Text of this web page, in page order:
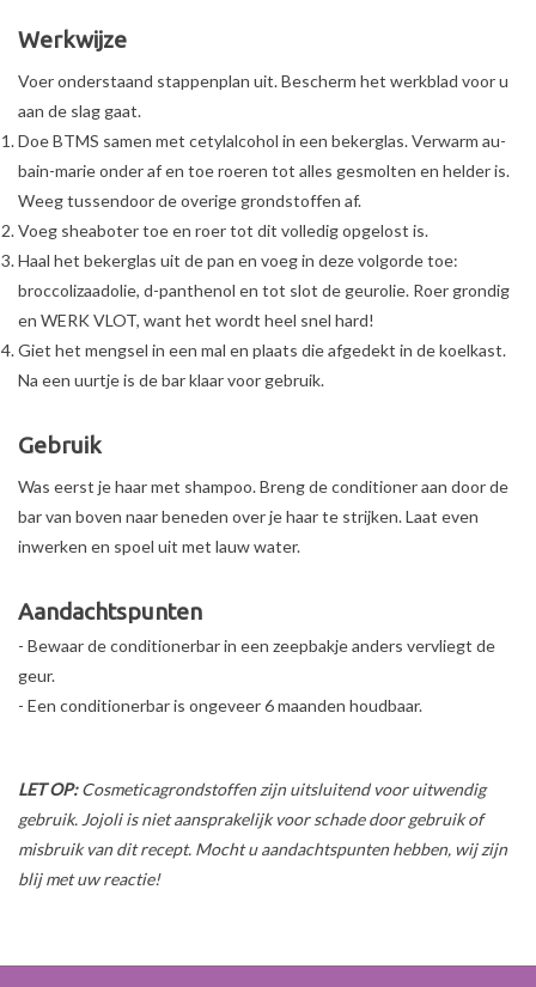
Werkwijze
Voer onderstaand stappenplan uit. Bescherm het werkblad voor u
aan de slag gaat.
Doe BTMS samen met cetylalcohol in een bekerglas. Verwarm au-
bain-marie onder af en toe roeren tot alles gesmolten en helder is.
Weeg tussendoor de overige grondstoffen af.
Voeg sheaboter toe en roer tot dit volledig opgelost is.
Haal het bekerglas uit de pan en voeg in deze volgorde toe:
broccolizaadolie, d-panthenol en tot slot de geurolie. Roer grondig
en WERK VLOT, want het wordt heel snel hard!
Giet het mengsel in een mal en plaats die afgedekt in de koelkast.
Na een uurtje is de bar klaar voor gebruik.
Gebruik
Was eerst je haar met shampoo. Breng de conditioner aan door de
bar van boven naar beneden over je haar te strijken. Laat even
inwerken en spoel uit met lauw water.
Aandachtspunten
- Bewaar de conditionerbar in een zeepbakje anders vervliegt de
geur.
- Een conditionerbar is ongeveer 6 maanden houdbaar.
LET OP:Cosmeticagrondstoffen zijn uitsluitend voor uitwendig
gebruik. Jojoli is niet aansprakelijk voor schade door gebruik of
misbruik van dit recept. Mocht u aandachtspunten hebben, wij zijn
blij met uw reactie!